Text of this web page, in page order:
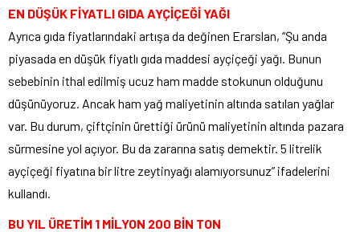
EN DÜŞÜK FİYATLI GIDA AYÇİÇEĞİ YAĞI
Ayrıca gıda fiyatlarındaki artışa da değinen Erarslan, “Şu anda
piyasada en düşük fiyatlı gıda maddesi ayçiçeği yağı. Bunun
sebebinin ithal edilmiş ucuz ham madde stokunun olduğunu
düşünüyoruz. Ancak ham yağ maliyetinin altında satılan yağlar
var. Bu durum, çiftçinin ürettiği ürünü maliyetinin altında pazara
sürmesine yol açıyor. Bu da zararına satış demektir. 5 litrelik
ayçiçeği fiyatına bir litre zeytinyağı alamıyorsunuz” ifadelerini
kullandı.
BU YIL ÜRETİM 1 MİLYON 200 BİN TON